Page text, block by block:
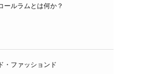
ールラムとは何か？
・ファッションド